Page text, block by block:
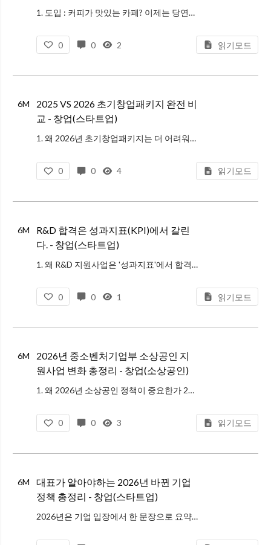
1. 도입 : 커피가 맛있는 카페? 이제는 당연히 기본값입니다. "우리 동네에 카페가 벌써 5개인데 내가 차려도 될까?" 예비 사장님들의 가장 큰 고민일 것입니다. 2026년 현재, 단순히 커피가 맛있는 것만으로는 고객을 부를
0 0 2 읽기모드
6M
2025 VS 2026 초기창업패키지 완전 비
교 - 창업(스타트업)
1. 왜 2026년 초기창업패키지는 더 어려워졌을까? 초기창업패키지는 매년 수천 개의 스타트업이 도전하는 대표적인 정부 창업지원사업입니다. 하지만 2026년을 기점으로 성격이 분명히 달라졌습니다. 2025년까지는 아이디어의
0 0 4 읽기모드
6M
R&D 합격은 성과지표(KPI)에서 갈린
다. - 창업(스타트업)
1. 왜 R&D 지원사업은 '성과지표'에서 합격이 갈릴까 처음 R&D를 신청하는 스타트업 대표님들이 가장 많이 놓치는 지점은 한 가지입니다. 정부 R&D는 '좋은 기술' 자체보다 예산 투입의 결과를 '증명 가능한 형태'로 설계했
0 0 1 읽기모드
6M
2026년 중소벤처기업부 소상공인 지
원사업 변화 총정리 - 창업(소상공인)
1. 왜 2026년 소상공인 정책이 중요한가 2026년은 소상공인 정책의 패러다임이 근본적으로 전환되는 해입니다. 중소벤처기업부는 더 이상 단순한 생계 유지 목적의 지원이 아닌, 성장 가능성이 있는 '기업가형 소상공인' 육성을
0 0 3 읽기모드
6M
대표가 알아야하는 2026년 바뀐 기업
정책 총정리 - 창업(스타트업)
2026년은 기업 입장에서 한 문장으로 요약하면 이렇습니다. "규제 준법 이용은 올라가고, 대신 지원금, 정책자금 기회도 커지는 해" 특히 스타트업, 중소기업은 인력과 시간 여력이 제한적이라, 정책 변화가 생기면 '뉴스로만 소